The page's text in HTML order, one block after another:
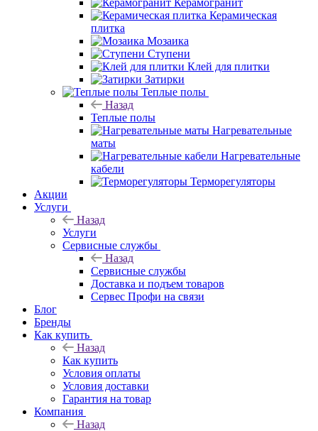
Керамогранит
Керамическая
плитка
Мозаика
Ступени
Клей для плитки
Затирки
Теплые полы
Назад
Теплые полы
Нагревательные
маты
Нагревательные
кабели
Терморегуляторы
Акции
Услуги
Назад
Услуги
Сервисные службы
Назад
Сервисные службы
Доставка и подъем товаров
Сервес Профи на связи
Блог
Бренды
Как купить
Назад
Как купить
Условия оплаты
Условия доставки
Гарантия на товар
Компания
Назад